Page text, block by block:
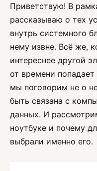
Приветствую! В
рассказываю о тех
внутрь системного
нему извне. Всё же,
интереснее другой
от времени
мы поговорим не о
быть связана с
данных. И
ноутбуке и почему
выбрали именно его.